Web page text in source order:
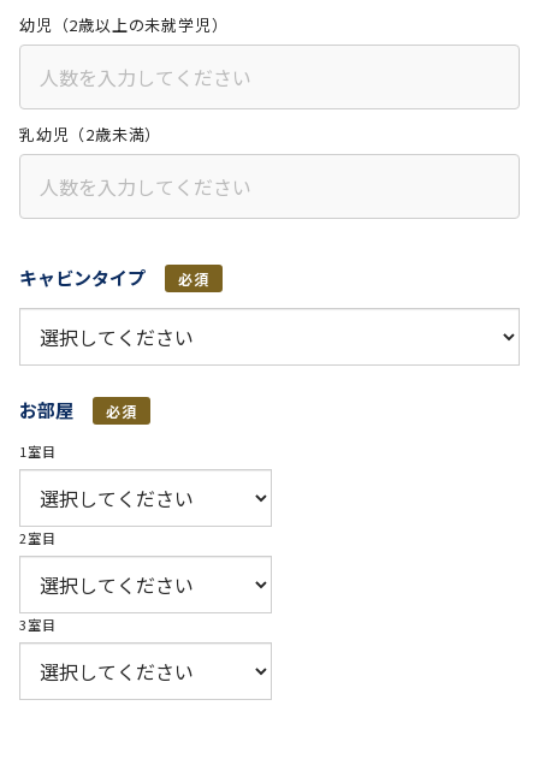
幼児（2歳以上の未就学児）
乳幼児（2歳未満）
キャビンタイプ 必須
お部屋 必須
1室目
2室目
3室目